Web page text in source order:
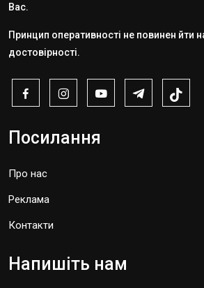
Вас.
Принцип оперативності не повинен йти
достовірності.
Посилання
Про нас
Реклама
Контакти
Напишіть нам